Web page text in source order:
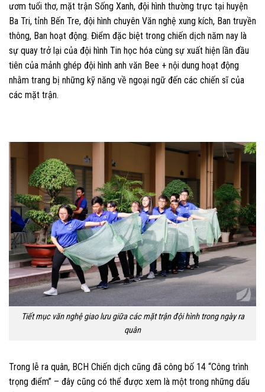
ươm tuổi thơ, mặt trận Sống Xanh, đội hình thường trực tại huyện
Ba Tri, tỉnh Bến Tre, đội hình chuyên Văn nghệ xung kích, Ban truyền
thông, Ban hoạt động. Điểm đặc biệt trong chiến dịch năm nay là
sự quay trở lại của đội hình Tin học hóa cùng sự xuất hiện lần đầu
tiên của mảnh ghép đội hình anh văn Bee + nội dung hoạt động
nhằm trang bị những kỹ năng về ngoại ngữ đến các chiến sĩ của
các mặt trận.
Tiết mục văn nghệ giao lưu giữa các mặt trận đội hình trong ngày ra
quân
Trong lễ ra quân, BCH Chiến dịch cũng đã công bố 14 “Công trình
trọng điểm” – đây cũng có thể được xem là một trong những dấu